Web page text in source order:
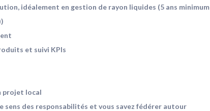
idéalement en gestion de rayon liquides (5 ans minimum
et suivi KPIs
projet local
sens des responsabilités et vous savez fédérer autour